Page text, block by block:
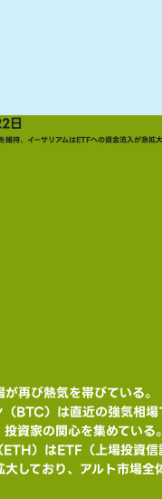
日
維持、イーサリアムはETFへの資金流入が急拡大
再び熱気を帯びている。
（BTC）は直近の強気相
資家の関心を集めている
ETH）はETF（上場投資
しており、アルト市場全